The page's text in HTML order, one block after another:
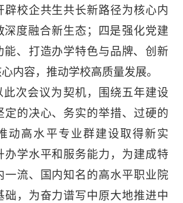
辟校企共生共长新路径为核心内
深度融合新生态；四是‌强化党建
能、‌打造办学特色与品牌、‌创新
内容，推动学校高质量发展。
此次会议为契机，围绕五年建设
定的决心、务实的举措、过硬的
动高水平专业群建设取得新实
办学水平和服务能力，为建成特
一流、国内知名的高水平职业院
础，为奋力谱写中原大地推进中